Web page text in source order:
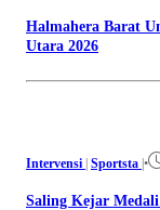
Halmahera Barat
Utara 2026
Intervensi | Sportsta |•
Saling Kejar